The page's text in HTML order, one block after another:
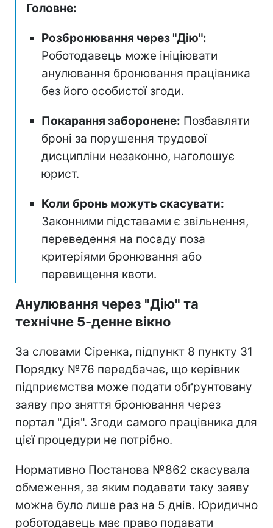
Головне:
Розбронювання через "Дію":
Роботодавець може ініціювати
анулювання бронювання працівника
без його особистої згоди.
Покарання заборонене: Позбавляти
броні за порушення трудової
дисципліни незаконно, наголошує
юрист.
Коли бронь можуть скасувати:
Законними підставами є звільнення,
переведення на посаду поза
критеріями бронювання або
перевищення квоти.
Анулювання через "Дію" та
технічне 5-денне вікно
За словами Сіренка, підпункт 8 пункту 31
Порядку №76 передбачає, що керівник
підприємства може подати обґрунтовану
заяву про зняття бронювання через
портал "Дія". Згоди самого працівника для
цієї процедури не потрібно.
Нормативно Постанова №862 скасувала
обмеження, за яким подавати таку заяву
можна було лише раз на 5 днів. Юридично
роботодавець має право подавати